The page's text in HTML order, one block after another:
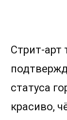
Стрит-арт
статуса
красиво,